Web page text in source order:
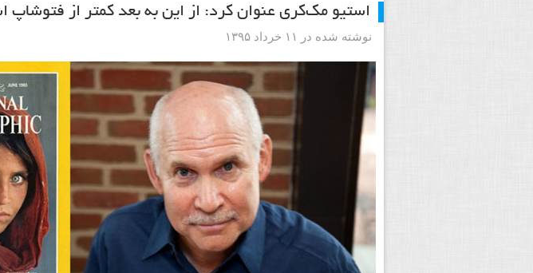
استیو مک‌کری عنوان کرد: از این به بعد کمتر از فتوشاپ
نوشته شده در ۱۱ خرداد ۱۳۹۵